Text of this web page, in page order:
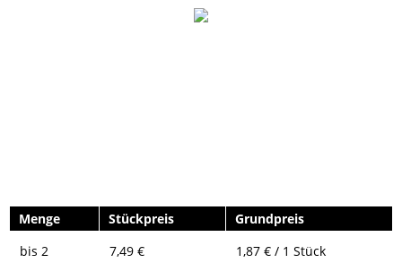
Menge Stückpreis
Grundpreis
bis 2 7,49 € 1,87 € / 1 Stück